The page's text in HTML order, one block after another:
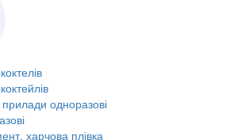
прилади одноразові
харчова плівка